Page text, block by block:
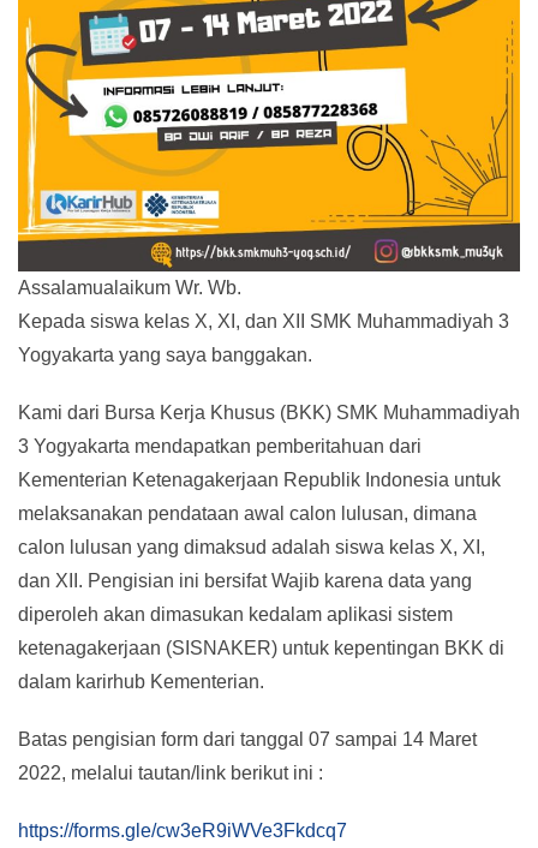
Assalamualaikum Wr. Wb.
Kepada siswa kelas X, XI, dan XII SMK Muhammadiyah 3
Yogyakarta yang saya banggakan.
Kami dari Bursa Kerja Khusus (BKK) SMK Muhammadiyah
3 Yogyakarta mendapatkan pemberitahuan dari
Kementerian Ketenagakerjaan Republik Indonesia untuk
melaksanakan pendataan awal calon lulusan, dimana
calon lulusan yang dimaksud adalah siswa kelas X, XI,
dan XII. Pengisian ini bersifat Wajib karena data yang
diperoleh akan dimasukan kedalam aplikasi sistem
ketenagakerjaan (SISNAKER) untuk kepentingan BKK di
dalam karirhub Kementerian.
Batas pengisian form dari tanggal 07 sampai 14 Maret
2022, melalui tautan/link berikut ini :
https://forms.gle/cw3eR9iWVe3Fkdcq7